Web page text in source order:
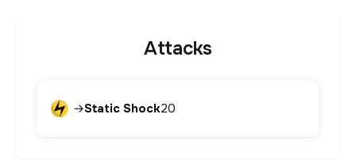
Attacks
→Static Shock20